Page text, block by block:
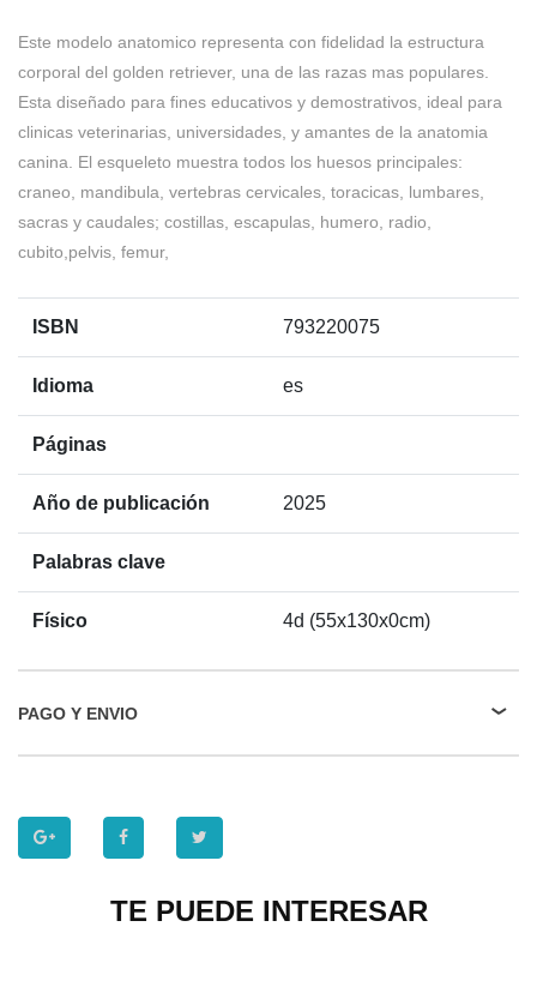
Este modelo anatomico representa con fidelidad la estructura
corporal del golden retriever, una de las razas mas populares.
Esta diseñado para fines educativos y demostrativos, ideal para
clinicas veterinarias, universidades, y amantes de la anatomia
canina. El esqueleto muestra todos los huesos principales:
craneo, mandibula, vertebras cervicales, toracicas, lumbares,
sacras y caudales; costillas, escapulas, humero, radio,
cubito,pelvis, femur,
ISBN 793220075
Idioma es
Páginas
Año de publicación 2025
Palabras clave
Físico 4d (55x130x0cm)
PAGO Y ENVIO
TE PUEDE INTERESAR